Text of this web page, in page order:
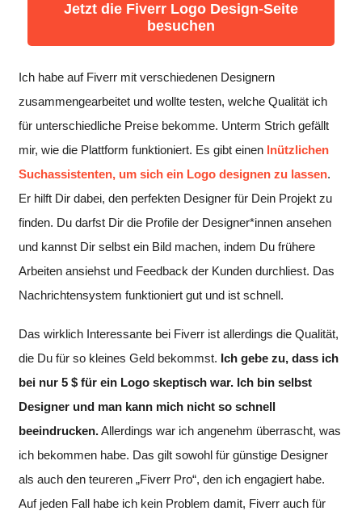
Jetzt die Fiverr Logo Design-Seite
besuchen
Ich habe auf Fiverr mit verschiedenen Designern
zusammengearbeitet und wollte testen, welche Qualität ich
für unterschiedliche Preise bekomme. Unterm Strich gefällt
mir, wie die Plattform funktioniert. Es gibt einen lnützlichen
Suchassistenten, um sich ein Logo designen zu lassen.
Er hilft Dir dabei, den perfekten Designer für Dein Projekt zu
finden. Du darfst Dir die Profile der Designer*innen ansehen
und kannst Dir selbst ein Bild machen, indem Du frühere
Arbeiten ansiehst und Feedback der Kunden durchliest. Das
Nachrichtensystem funktioniert gut und ist schnell.
Das wirklich Interessante bei Fiverr ist allerdings die Qualität,
die Du für so kleines Geld bekommst. Ich gebe zu, dass ich
bei nur 5 $ für ein Logo skeptisch war. Ich bin selbst
Designer und man kann mich nicht so schnell
beeindrucken.Allerdings war ich angenehm überrascht, was
ich bekommen habe. Das gilt sowohl für günstige Designer
als auch den teureren „Fiverr Pro“, den ich engagiert habe.
Auf jeden Fall habe ich kein Problem damit, Fiverr auch für